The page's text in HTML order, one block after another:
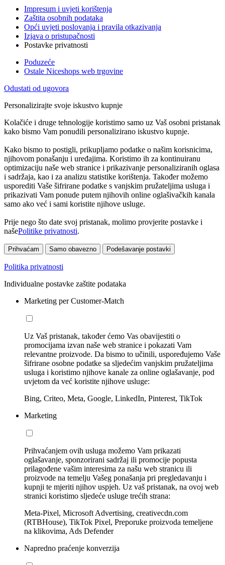
Impresum i uvjeti korištenja
Zaštita osobnih podataka
Opći uvjeti poslovanja i pravila otkazivanja
Izjava o pristupačnosti
Postavke privatnosti
Poduzeće
Ostale Niceshops web trgovine
Odustati od ugovora
Personalizirajte svoje iskustvo kupnje
Kolačiće i druge tehnologije koristimo samo uz Vaš osobni pristanak
kako bismo Vam ponudili personalizirano iskustvo kupnje.
Kako bismo to postigli, prikupljamo podatke o našim korisnicima,
njihovom ponašanju i uređajima. Koristimo ih za kontinuiranu
optimizaciju naše web stranice i prikazivanje personaliziranih oglasa
i sadržaja, kao i za analizu statistike korištenja. Također možemo
usporediti Vaše šifrirane podatke s vanjskim pružateljima usluga i
prikazivati Vam ponude putem njihovih online oglašivačkih kanala
samo ako već i sami koristite njihove usluge.
Prije nego što date svoj pristanak, molimo provjerite postavke i
našePolitike privatnosti.
Prihvaćam Samo obavezno Podešavanje postavki
Politika privatnosti
Individualne postavke zaštite podataka
Marketing per Customer-Match
Uz Vaš pristanak, također ćemo Vas obavijestiti o
promocijama izvan naše web stranice i pokazati Vam
relevantne proizvode. Da bismo to učinili, uspoređujemo Vaše
šifrirane osobne podatke sa sljedećim vanjskim pružateljima
usluga i koristimo njihove kanale za online oglašavanje, pod
uvjetom da već koristite njihove usluge:
Bing, Criteo, Meta, Google, LinkedIn, Pinterest, TikTok
Marketing
Prihvaćanjem ovih usluga možemo Vam prikazati
oglašavanje, sponzorirani sadržaj ili promocije popusta
prilagođene vašim interesima za našu web stranicu ili
proizvode na temelju Vašeg ponašanja pri pregledavanju i
kupnji te mjeriti njihov uspjeh. Uz vaš pristanak, na ovoj web
stranici koristimo sljedeće usluge trećih strana:
Meta-Pixel, Microsoft Advertising, creativecdn.com
(RTBHouse), TikTok Pixel, Preporuke proizvoda temeljene
na klikovima, Ads Defender
Napredno praćenje konverzija